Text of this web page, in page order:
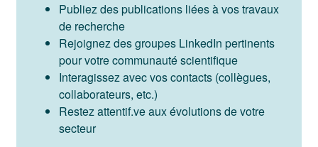
Publiez des publications liées à vos travaux
de recherche
Rejoignez des groupes LinkedIn pertinents
pour votre communauté scientifique
Interagissez avec vos contacts (collègues,
collaborateurs, etc.)
Restez attentif.ve aux évolutions de votre
secteur